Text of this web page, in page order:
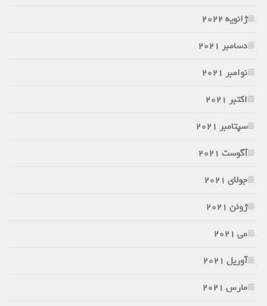
ژانویه 2022
دسامبر 2021
نوامبر 2021
اکتبر 2021
سپتامبر 2021
آگوست 2021
جولای 2021
ژوئن 2021
می 2021
آوریل 2021
مارس 2021